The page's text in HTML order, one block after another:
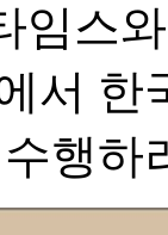
임스
서 한
행하